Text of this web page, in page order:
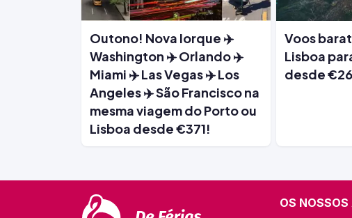
Outono! Nova Iorque ✈️
Washington ✈️ Orlando ✈️
Miami ✈️ Las Vegas ✈️ Los
Angeles ✈️ São Francisco na
mesma viagem do Porto ou
Lisboa desde €371!
Voos
Lisboa
desde
OS NOSSOS